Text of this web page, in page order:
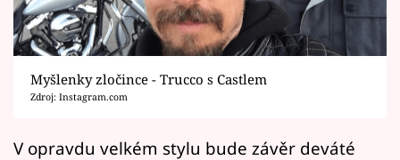
Sledujte prima+
Filmový festival Karlovy Vary
Pořady
Mámy sobě
Myšlenky zločince - Trucco s Castlem
Zdroj: Instagram.com
V opravdu velkém stylu bude závěr deváté